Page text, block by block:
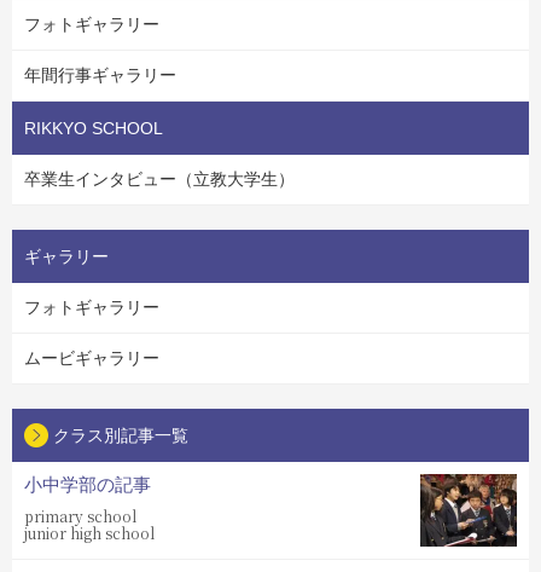
フォトギャラリー
年間行事ギャラリー
RIKKYO SCHOOL
卒業生インタビュー（立教大学生）
ギャラリー
フォトギャラリー
ムービギャラリー
クラス別記事一覧
小中学部の記事
primary school
junior high school